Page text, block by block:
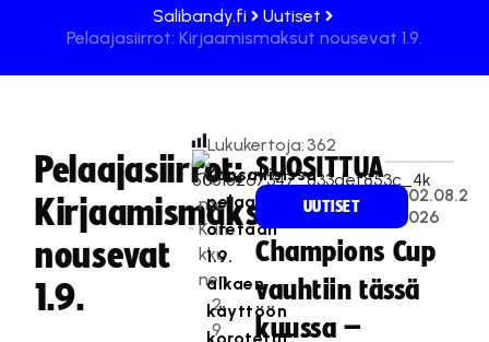
Salibandy.fi
Uutiset
Pelaajasiirrot: Kirjaamismaksut nousevat 1.9.
Pelaajasiirrot:
Kirjaamismaksut
nousevat
1.9.
Ti
mo
Kan
kku
nen
2
9
Lukukertoja: 362
Kansallisissa
pelaajasiirroissa
otetaan
1.9.
alkaen
käyttöön
SUOSITTUA
UUTISET
02.08.2
026
Champions Cup
vauhtiin tässä
kuussa –